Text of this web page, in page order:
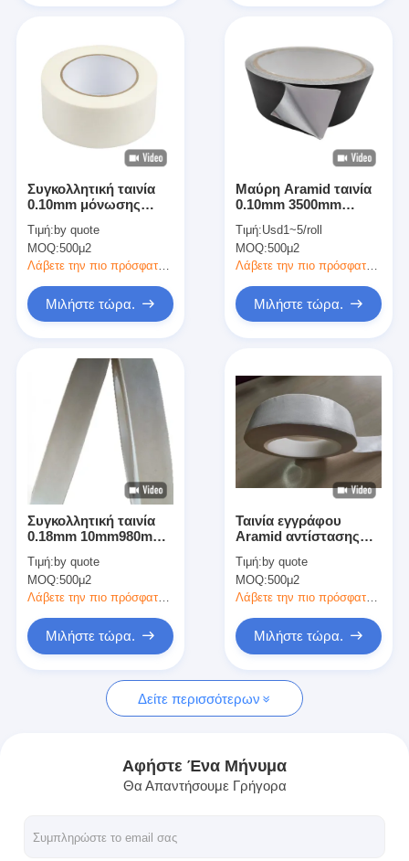
Προϊόντα
Περίπου εμείς
Γύρος εργοστασίων
Ποιοτικός έλεγχος
Συγκολλητική ταινία μόνωσης
Ταινία μόνωσης υφασμάτων γυαλιού
Ανθεκτική στη θερμότητα ταινία μόνωσης
Κολλητική ταινία ταινιών Polyimide
Κολλητική ταινία φύλλων αλουμινίου αργιλίου
Συγκολλητική ταινία
0.10mm μόνωσης
Aramid
Τιμή: by quote
MOQ:500μ2
Λάβετε την πιο πρόσφατη τιμή
Μιλήστε τώρα.
Μαύρη Aramid ταινία
0.10mm 3500mm
αυτοκόλλητη
Τιμή:Usd1~5/roll
MOQ:500μ2
Λάβετε την πιο πρόσφατη τιμή
Μιλήστε τώρα.
Συγκολλητική ταινία
0.18mm 10mm980mm
Aramid
Τιμή: by quote
MOQ:500μ2
Λάβετε την πιο πρόσφατη τιμή
Μιλήστε τώρα.
Ταινία εγγράφου
Aramid αντίστασης
ντύνεται με τη φλόγα -
ακρυλική κόλλα
καθυστερούντω
Τιμή: by quote
MOQ:500μ2
Λάβετε την πιο πρόσφατη τιμή
Μιλήστε τώρα.
Δείτε περισσότερων
Αφήστε Ένα Μήνυμα
Θα Απαντήσουμε Γρήγορα